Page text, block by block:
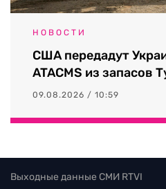
НОВОСТИ
США передадут
ATACMS из запасов
09.08.2026 / 10:59
Выходные данные СМИ RTVI